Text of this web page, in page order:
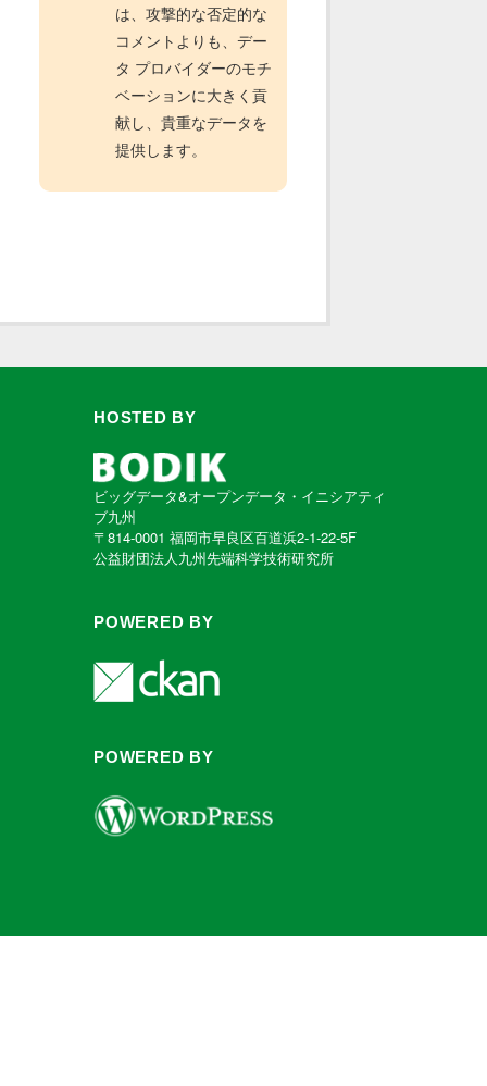
は、攻撃的な否定的な
コメントよりも、デー
タ プロバイダーのモチ
ベーションに大きく貢
献し、貴重なデータを
提供します。
HOSTED BY
ビッグデータ&オープンデータ・イニシアティ
ブ九州
〒814-0001 福岡市早良区百道浜2-1-22-5F
公益財団法人九州先端科学技術研究所
POWERED BY
POWERED BY